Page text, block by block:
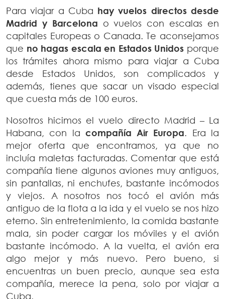
Para viajar a Cuba hay vuelos directos desde
Madrid y Barcelona o vuelos con escalas en
capitales Europeas o Canada. Te aconsejamos
que no hagas escala en Estados Unidos porque
los trámites ahora mismo para viajar a Cuba
desde Estados Unidos, son complicados y
además, tienes que sacar un visado especial
que cuesta más de 100 euros.
Nosotros hicimos el vuelo directo Madrid – La
Habana, con la compañía Air Europa. Era la
mejor oferta que encontramos, ya que no
incluía maletas facturadas. Comentar que está
compañía tiene algunos aviones muy antiguos,
sin pantallas, ni enchufes, bastante incómodos
y viejos. A nosotros nos tocó el avión más
antiguo de la flota a la ida y el vuelo se nos hizo
eterno. Sin entretenimiento, la comida bastante
mala, sin poder cargar los móviles y el avión
bastante incómodo. A la vuelta, el avión era
algo mejor y más nuevo. Pero bueno, si
encuentras un buen precio, aunque sea esta
compañía, merece la pena, solo por viajar a
Cuba.